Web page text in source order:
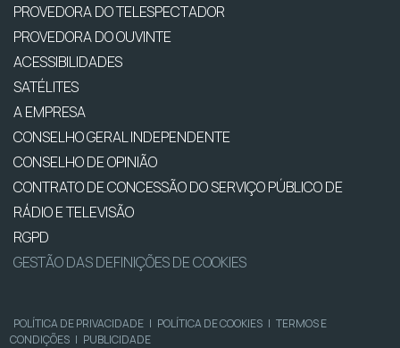
PROVEDORA DO TELESPECTADOR
PROVEDORA DO OUVINTE
ACESSIBILIDADES
SATÉLITES
A EMPRESA
CONSELHO GERAL INDEPENDENTE
CONSELHO DE OPINIÃO
CONTRATO DE CONCESSÃO DO SERVIÇO PÚBLICO DE
RÁDIO E TELEVISÃO
RGPD
GESTÃO DAS DEFINIÇÕES DE COOKIES
POLÍTICA DE PRIVACIDADE | POLÍTICA DE COOKIES | TERMOS E
CONDIÇÕES | PUBLICIDADE